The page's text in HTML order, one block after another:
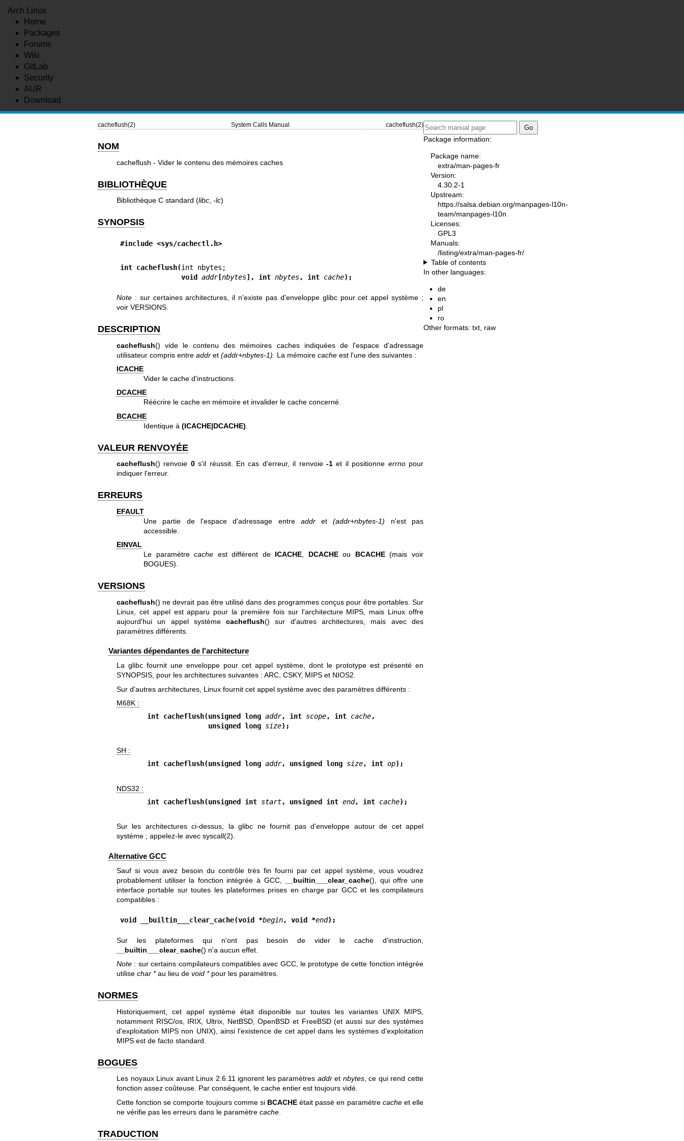
Arch Linux
Home
Packages
Forums
Wiki
GitLab
Security
AUR
Download
cacheflush(2) System Calls Manual cacheflush(2)
NOM
cacheflush - Vider le contenu des mémoires caches
BIBLIOTHÈQUE
Bibliothèque C standard (libc, -lc)
SYNOPSIS
#include <sys/cachectl.h>
int cacheflush(
               void
addr[nbytes], int nbytes, int cache);
Note: sur certaines architectures, il n'existe pas d'enveloppe glibc pour cet appel système ;
voir VERSIONS.
DESCRIPTION
cacheflush() vide le contenu des mémoires caches indiquées de l'espace d'adressage
utilisateur compris entre addret (addr+nbytes-1) . La mémoire cacheest l'une des suivantes :
ICACHE
Vider le cache d'instructions.
DCACHE
Réécrire le cache en mémoire et invalider le cache concerné.
BCACHE
Identique à(ICACHE|DCACHE)
VALEUR RENVOYÉE
cacheflush() renvoie 0s'il réussit. En cas d'erreur, il renvoie -1 et il positionne errnopour
indiquer l'erreur.
ERREURS
EFAULT
Une partie de l'espace d'adressage entre addret(addr+nbytes-1) n'est pas
accessible.
EINVAL
Le paramètrecache est différent de ICACHE DCACHEou BCACHE(mais voir
BOGUES).
VERSIONS
cacheflush() ne devrait pas être utilisé dans des programmes conçus pour être portables. Sur
Linux, cet appel est apparu pour la première fois sur l'architecture MIPS, mais Linux offre
aujourd'hui un appel systèmecacheflush() sur d'autres architectures, mais avec des
paramètres différents.
Variantes dépendantes de l'architecture
La glibc fournit une enveloppe pour cet appel système, dont le prototype est présenté en
SYNOPSIS, pour les architectures suivantes : ARC, CSKY, MIPS et NIOS2.
Sur d'autres architectures, Linux fournit cet appel système avec des paramètres différents :
M68K :
int cacheflush(unsigned long addr, int scope, int cache,
               unsigned long
size);
SH :
int cacheflush(unsigned long addr, unsigned long size, int op);
NDS32 :
int cacheflush(unsigned int start, unsigned int end, int cache);
Sur les architectures ci-dessus, la glibc ne fournit pas d'enveloppe autour de cet appel
système ; appelez-le avec syscall(2).
Alternative GCC
Sauf si vous avez besoin du contrôle très fin fourni par cet appel système, vous voudrez
probablement utiliser la fonction intégrée à GCC,
__builtin___clear_cache(), qui offre une
interface portable sur toutes les plateformes prises en charge par GCC et les compilateurs
compatibles :
void __builtin___clear_cache(void *begin, void *end);
Sur les plateformes qui n'ont pas besoin de vider le cache d'instruction,
__builtin___clear_cache() n'a aucun effet.
Note: sur certains compilateurs compatibles avec GCC, le prototype de cette fonction intégrée
utilise char *au lieu de void *pour les paramètres.
NORMES
Historiquement, cet appel système était disponible sur toutes les variantes UNIX MIPS,
notamment RISC/os, IRIX, Ultrix, NetBSD, OpenBSD et FreeBSD (et aussi sur des systèmes
d'exploitation MIPS non UNIX), ainsi l'existence de cet appel dans les systèmes d'exploitation
MIPS est de facto standard.
BOGUES
Les noyaux Linux avant Linux 2.6.11 ignorent les paramètres addret nbytes, ce qui rend cette
fonction assez coûteuse. Par conséquent, le cache entier est toujours vidé.
Cette fonction se comporte toujours comme si BCACHEétait passé en paramètre cacheet elle
ne vérifie pas les erreurs dans le paramètre cache.
TRADUCTION
Package information:
Package name:
extra/man-pages-fr
Version:
4.30.2-1
Upstream:
https://salsa.debian.org/manpages-l10n-
team/manpages-l10n
Licenses:
GPL3
Manuals:
/listing/extra/man-pages-fr/
Table of contents
In other languages:
de
en
pl
ro
Other formats: txt raw